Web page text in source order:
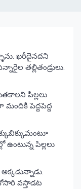
ఖరీదైనదని
తల్లితండ్రులు.
పిల్లలు
మందికి పెద్దపెద్ద
ఉంటున్న పిల్లలు
వస్తాడట